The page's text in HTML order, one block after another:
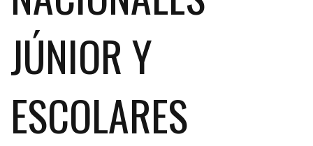
JÚNIOR Y
ESCOLARES